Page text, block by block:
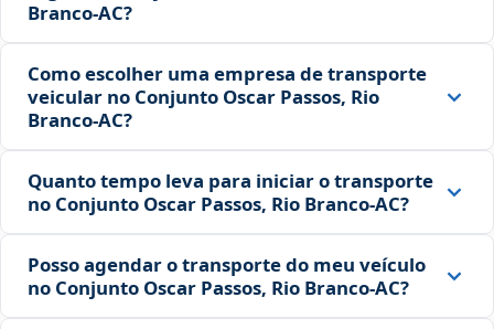
Branco‑AC?
Como escolher uma empresa de transporte
veicular no Conjunto Oscar Passos, Rio
Branco‑AC?
Quanto tempo leva para iniciar o transporte
no Conjunto Oscar Passos, Rio Branco‑AC?
Posso agendar o transporte do meu veículo
no Conjunto Oscar Passos, Rio Branco‑AC?